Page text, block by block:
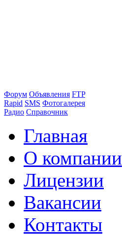
Форум Объявления FTP
Rapid SMS Фотогалерея
Радио Справочник
Главная
О компании
Лицензии
Вакансии
Контакты